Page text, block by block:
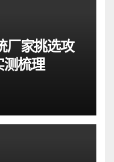
厂家挑选攻
测梳理